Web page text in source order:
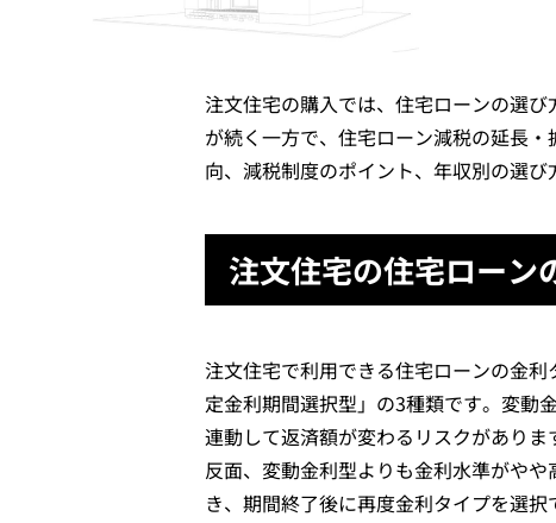
注文住宅の購入では、住宅ローンの選
が続く一方で、住宅ローン減税の延長
向、減税制度のポイント、年収別の選び
注文住宅の住宅ローン
注文住宅で利用できる住宅ローンの金
定金利期間選択型」の3種類です。変動
連動して返済額が変わるリスクがあり
反面、変動金利型よりも金利水準がや
き、期間終了後に再度金利タイプを選択